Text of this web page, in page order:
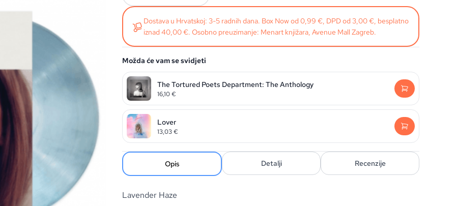
Dostava u Hrvatskoj: 3-5 radnih dana. Box Now od 0,99 €, DPD od 3,00 €, besplatno
iznad 40,00 €. Osobno preuzimanje: Menart knjižara, Avenue Mall Zagreb.
Možda će vam se svidjeti
The Tortured Poets Department: The Anthology
16,10€
Lover
13,03€
Opis Detalji Recenzije
Lavender Haze